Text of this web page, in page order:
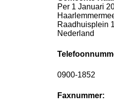
Per 1 Januari
Raadhuisplein
Nederland
0900-1852
Faxnummer: